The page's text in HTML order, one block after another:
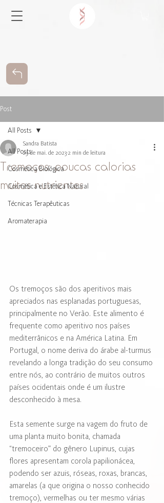
Post
All Posts
Cosmética Biológica
Cosmética e Estética Natural
Técnicas Terapêuticas
Aromaterapia
All Posts
Tremoços: poucas calorias
muitos nutrientes
Sandra Batista
29 de mai. de 2023 2 min de leitura
Os tremoços são dos aperitivos mais
apreciados nas esplanadas portuguesas,
principalmente no Verão. Este alimento é
frequente como aperitivo nos países
mediterrânicos e na América Latina. Em
Portugal, o nome deriva do árabe al-turmus
revelando a longa tradição do seu consumo
entre nós, ao contrário de muitos outros
países ocidentais onde é um ilustre
desconhecido à mesa.
Esta semente surge na vagem do fruto de
uma planta muito bonita, chamada
“tremoceiro” do gênero Lupinus, cujas
flores apresentam corola papilionácea,
podendo ser azuis, róseas, roxas, brancas,
amarelas (a que origina o nosso conhecido
tremoço), vermelhas ou ter mesmo várias